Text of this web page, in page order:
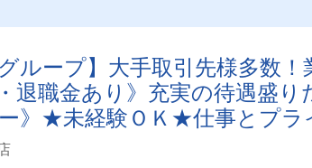
ループ】大手取引先様多数
退職金あり》充実の待遇盛
》★未経験ＯＫ★仕事とプラ
あり！】